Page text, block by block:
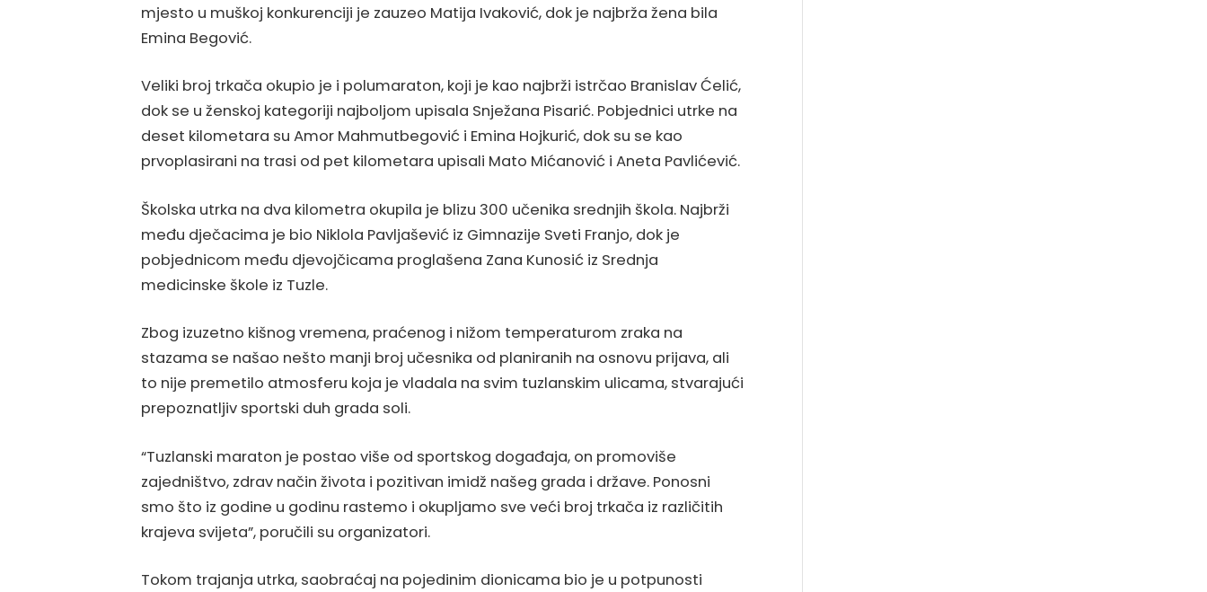
mjesto u muškoj konkurenciji je zauzeo Matija Ivaković, dok je najbrža žena bila
Emina Begović.
Veliki broj trkača okupio je i polumaraton, koji je kao najbrži istrčao Branislav Ćelić,
dok se u ženskoj kategoriji najboljom upisala Snježana Pisarić. Pobjednici utrke na
deset kilometara su Amor Mahmutbegović i Emina Hojkurić, dok su se kao
prvoplasirani na trasi od pet kilometara upisali Mato Mićanović i Aneta Pavlićević.
Školska utrka na dva kilometra okupila je blizu 300 učenika srednjih škola. Najbrži
među dječacima je bio Niklola Pavljašević iz Gimnazije Sveti Franjo, dok je
pobjednicom među djevojčicama proglašena Zana Kunosić iz Srednja
medicinske škole iz Tuzle.
Zbog izuzetno kišnog vremena, praćenog i nižom temperaturom zraka na
stazama se našao nešto manji broj učesnika od planiranih na osnovu prijava, ali
to nije premetilo atmosferu koja je vladala na svim tuzlanskim ulicama, stvarajući
prepoznatljiv sportski duh grada soli.
“Tuzlanski maraton je postao više od sportskog događaja, on promoviše
zajedništvo, zdrav način života i pozitivan imidž našeg grada i države. Ponosni
smo što iz godine u godinu rastemo i okupljamo sve veći broj trkača iz različitih
krajeva svijeta”, poručili su organizatori.
Tokom trajanja utrka, saobraćaj na pojedinim dionicama bio je u potpunosti